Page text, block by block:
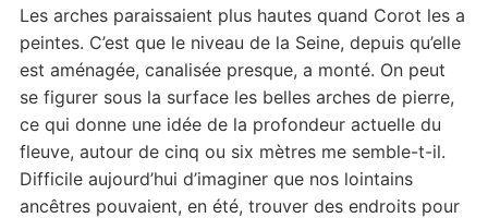
Les arches paraissaient plus hautes quand Corot les a
peintes. C’est que le niveau de la Seine, depuis qu’elle
est aménagée, canalisée presque, a monté. On peut
se figurer sous la surface les belles arches de pierre,
ce qui donne une idée de la profondeur actuelle du
fleuve, autour de cinq ou six mètres me semble-t-il.
Difficile aujourd’hui d’imaginer que nos lointains
ancêtres pouvaient, en été, trouver des endroits pour